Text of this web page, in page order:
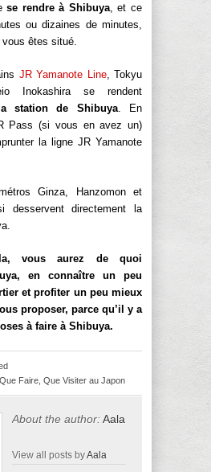
se rendre à Shibuya, et ce
ou dizaines de minutes,
vous êtes situé.
JR Yamanote Line, Tokyu
Inokashira se rendent
station de Shibuya. En
Pass (si vous en avez un)
la ligne JR Yamanote
Ginza, Hanzomon et
desservent directement la
vous aurez de quoi
en connaître un peu
et profiter un peu mieux
proposer, parce qu’il y a
à faire à Shibuya.
Que Faire, Que Visiter au Japon
About the author:Aala
View all posts by Aala